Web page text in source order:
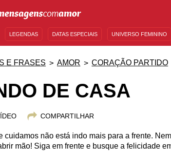
LEGENDAS DATAS ESPECIAIS UNIVERSO FEMININO
E FRASES AMOR CORAÇÃO PARTIDO
DE CASA
COMPARTILHAR
não está indo mais para a frente.
mão! Siga em frente e busque a felicidade